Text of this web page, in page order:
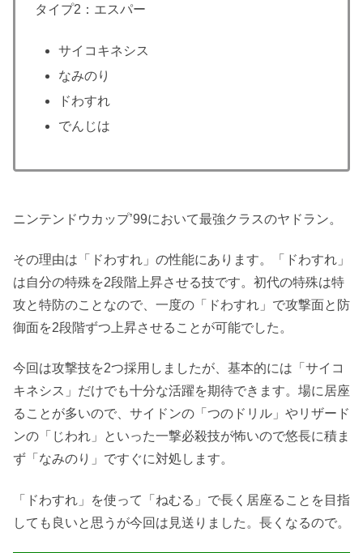
タイプ2：エスパー
サイコキネシス
なみのり
ドわすれ
でんじは
ニンテンドウカップ’99において最強クラスのヤドラン。
その理由は「ドわすれ」の性能にあります。「ドわすれ」
は自分の特殊を2段階上昇させる技です。初代の特殊は特
攻と特防のことなので、一度の「ドわすれ」で攻撃面と防
御面を2段階ずつ上昇させることが可能でした。
今回は攻撃技を2つ採用しましたが、基本的には「サイコ
キネシス」だけでも十分な活躍を期待できます。場に居座
ることが多いので、サイドンの「つのドリル」やリザード
ンの「じわれ」といった一撃必殺技が怖いので悠長に積ま
ず「なみのり」ですぐに対処します。
「ドわすれ」を使って「ねむる」で長く居座ることを目指
しても良いと思うが今回は見送りました。長くなるので。